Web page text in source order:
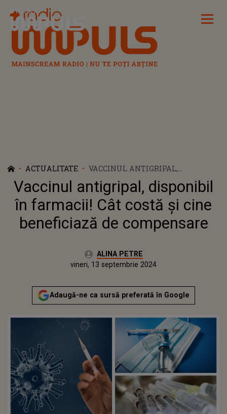
Radio Impuls
ACTUALITATE
VACCINUL ANTIGRIPAL,
DISPONIBIL ÎN FARMACII! CÂT
COSTĂ ȘI CINE BENEFICIAZĂ DE
COMPENSARE
Vaccinul antigripal, disponibil
în farmacii! Cât costă și cine
beneficiază de compensare
Autor:ALINA PETRE
Publicat:
vineri, 13 septembrie 2024
Adaugă-ne ca sursă preferată în Google